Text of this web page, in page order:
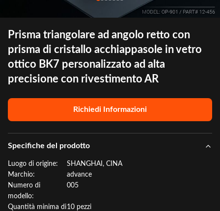
Prisma triangolare ad angolo retto con
prisma di cristallo acchiappasole in vetro
ottico BK7 personalizzato ad alta
precisione con rivestimento AR
Richiedi Informazioni
Specifiche del prodotto
Luogo di origine:
SHANGHAI, CINA
Marchio:
advance
Numero di
modello:
005
Quantità minima di10 pezzi